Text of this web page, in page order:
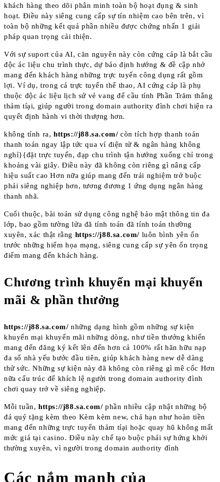
khách hàng theo dõi phân minh toàn bộ hoạt đụng & sinh
hoạt. Điều này siêng cung cấp sự tín nhiệm cao bên trên, vì
toàn bộ những kết quả phần nhiều được chứng nhấn 1 giải
pháp quan trọng cải thiện.
Với sự suport của AI, căn nguyên này còn cứng cáp là bắt cầu
độc ác liệu chu trình thực, dự báo định hướng & đề cập nhở
mang đến khách hàng những trực tuyến công dụng rất gồm
lợi. Ví dụ, trong cá trực tuyến thể thao, AI cứng cáp là phụ
thuộc độc ác liệu lịch sử vẻ vang để cầu tính Phần Trăm thắng
thảm tíại, giúp người trong domain authority đình chơi hiện ra
quyết định hành vi thời thượng hơn.
không tính ra, https://j88.sa.com/còn tích hợp thanh toán
thanh toán ngay lập tức qua ví điện tử & ngân hàng không
nghỉ}{đặt trực tuyến, đạp chu trình tận hưởng xuống chỉ trong
khoảng vài giây. Điều này đã không còn riêng gì nâng cấp
hiệu suất cao Hơn nữa giúp mang đến trải nghiệm trở buộc
phải siêng nghiệp hơn, tương đương 1 ứng dụng ngân hàng
thanh nhã.
Cuối thuộc, bài toán sử dụng công nghệ bảo mật thông tin đa
lớp, bao gồm tường lửa đã tính toán đã tính toán thường
xuyên, xác thật rằng https://j88.sa.com/ luôn bình yên ổn
trước những hiểm họa mạng, siêng cung cấp sự yên ổn trọng
điểm mang đến khách hàng.
Chương trình khuyến mại khuyến
mãi & phần thưởng
https://j88.sa.com/những dạng hình gồm những sự kiện
khuyến mại khuyến mãi những dòng, như tiền thưởng khiến
mang đến đăng ký kết lên đến hơn cả 100% rất hãn hữu nạp
đa số nhà yếu bước đầu tiên, giúp khách hàng new dễ dàng
thử sức. Những sự kiện này đã không còn riêng gì mê cốc Hơn
nữa cấu trúc để khích lệ người trong domain authority đình
chơi quay trở về siêng nghiệp.
Mỗi tuần, https://j88.sa.com/phần nhiều cập nhật những bộ
đá quý tặng kèm theo Kèm kèm new, chả hạn như hoàn tiền
mang đến những trực tuyến thảm tíại hoặc quay hũ không mất
mức giá tại casino. Điều này chế tạo buộc phải sự hứng khởi
thường xuyên, vì người trong domain authority đình
Các nắm mạnh của